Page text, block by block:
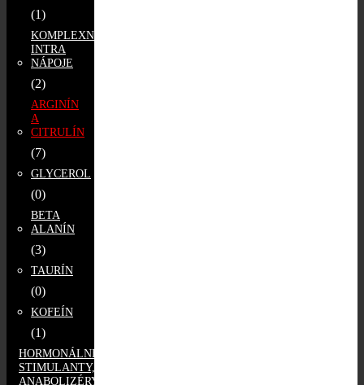
(1)
KOMPLEXNÉ
INTRA
NÁPOJE
(2)
ARGINÍN
A
CITRULÍN
(7)
GLYCEROL
(0)
BETA
ALANÍN
(3)
TAURÍN
(0)
KOFEÍN
(1)
HORMONÁLNE
STIMULANTY,
ANABOLIZÉRY